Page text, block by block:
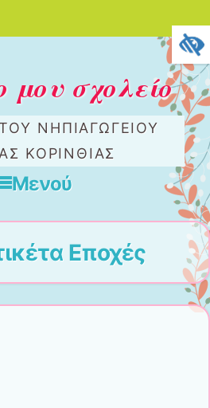
μου σχολείο
ΝΗΠΙΑΓΩΓΕΊΟΥ
ΚΟΡΙΝΘΊΑΣ
Μενού
Εποχές